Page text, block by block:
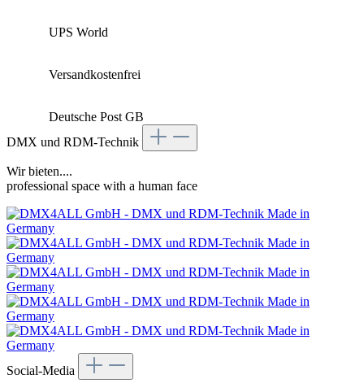
UPS World
Versandkostenfrei
Deutsche Post GB
DMX und RDM-Technik
Wir bieten....
professional space with a human face
Social-Media